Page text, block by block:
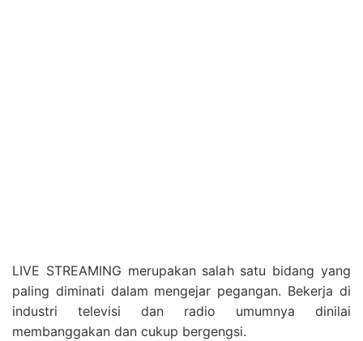
LIVE STREAMING merupakan salah satu bidang yang
paling diminati dalam mengejar pegangan. Bekerja di
industri televisi dan radio umumnya dinilai
membanggakan dan cukup bergengsi.